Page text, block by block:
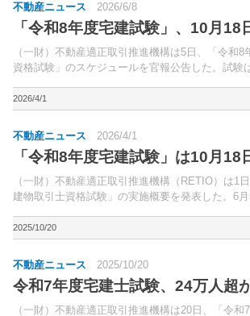
不動産ニュース 2026/6/8
「令和8年度宅建試験」、10月18
（一財）不動産適正取引推進機構は5日、「令和
資格試験」のスケジュールを官報公告した。試験
2026/4/1
不動産ニュース 2026/4/1
「令和8年度宅建試験」は10月18
（一財）不動産適正取引推進機構（RETIO）は1
建物取引士資格試験」の実施概要を発表した。6
2025/10/20
不動産ニュース 2025/10/20
令和7年度宅建士試験、24万人超
（一財）不動産適正取引推進機構は20日、「令